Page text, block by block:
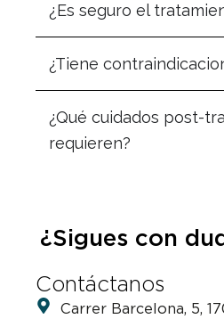
¿Es seguro el
¿Tiene
¿Qué cuidados post-
requieren?
¿Sigues con
Contáctanos
Carrer Barcelona, 5,